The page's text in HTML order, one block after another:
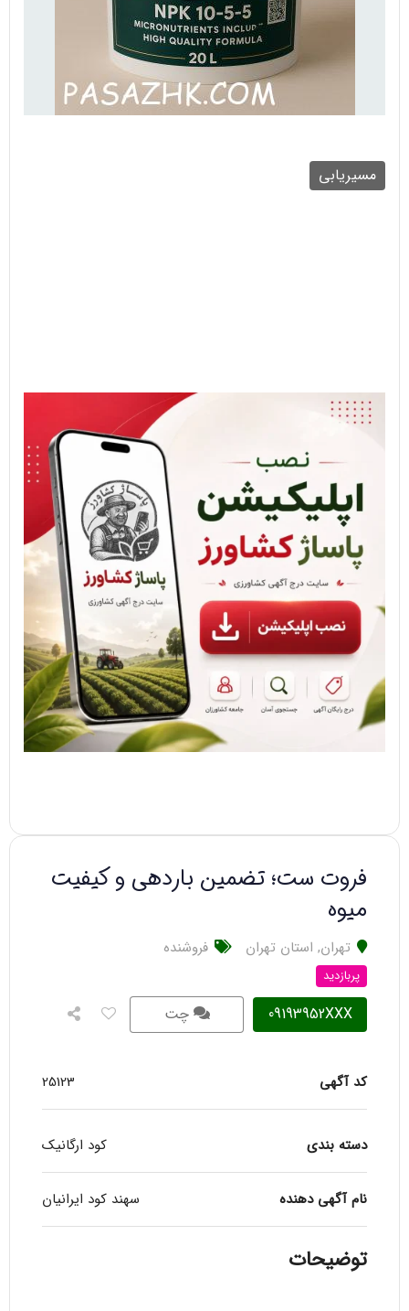
فروت ست؛ تضمین باردهی و کیفیت
میوه
تهران, استان تهران فروشنده
پربازدید
09193952XXX چت
کد آگهی 25123
دسته بندی کود ارگانیک
نام آگهی دهنده سهند کود ایرانیان
توضیحات
مسیریابی